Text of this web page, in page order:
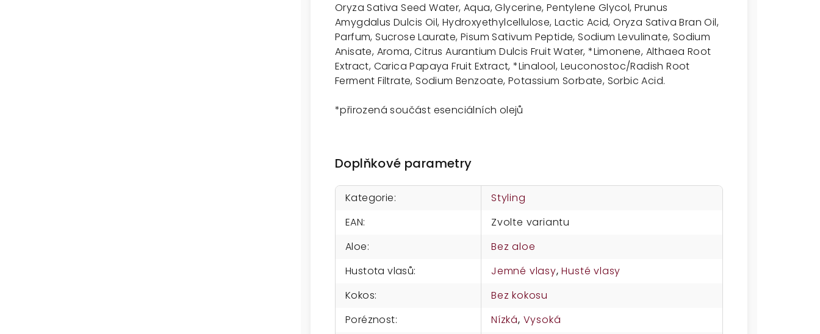
Oryza Sativa Seed Water, Aqua, Glycerine, Pentylene Glycol, Prunus
Amygdalus Dulcis Oil, Hydroxyethylcellulose, Lactic Acid, Oryza Sativa Bran Oil,
Parfum, Sucrose Laurate, Pisum Sativum Peptide, Sodium Levulinate, Sodium
Anisate, Aroma, Citrus Aurantium Dulcis Fruit Water, *Limonene, Althaea Root
Extract, Carica Papaya Fruit Extract, *Linalool, Leuconostoc/Radish Root
Ferment Filtrate, Sodium Benzoate, Potassium Sorbate, Sorbic Acid.
*přirozená součást esenciálních olejů
Doplňkové parametry
Kategorie:
Styling
EAN:
Zvolte variantu
Aloe:
Bez aloe
Hustota vlasů: Jemné vlasy,Husté vlasy
Kokos:
Bez kokosu
Poréznost: Nízká, Vysoká